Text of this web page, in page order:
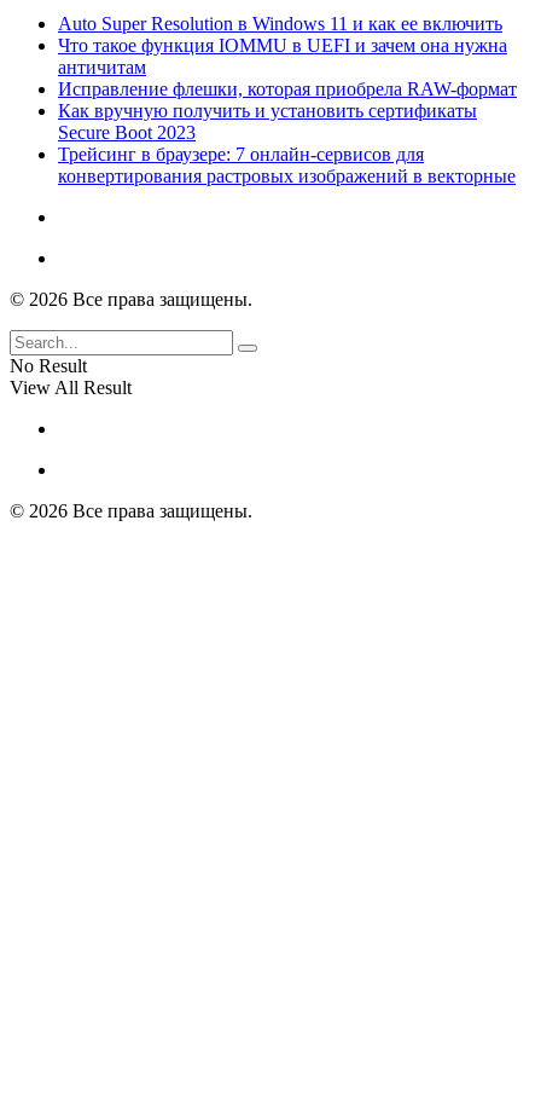
Auto Super Resolution в Windows 11 и как ее включить
Что такое функция IOMMU в UEFI и зачем она нужна
античитам
Исправление флешки, которая приобрела RAW-формат
Как вручную получить и установить сертификаты
Secure Boot 2023
Трейсинг в браузере: 7 онлайн-сервисов для
конвертирования растровых изображений в векторные
© 2026 Все права защищены.
No Result
View All Result
© 2026 Все права защищены.